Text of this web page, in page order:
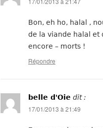
Bon, eh ho, halal ,
de la viande halal et
encore – morts !
Répondre
belle d'Oie dit :
17/01/2013 à 21:49